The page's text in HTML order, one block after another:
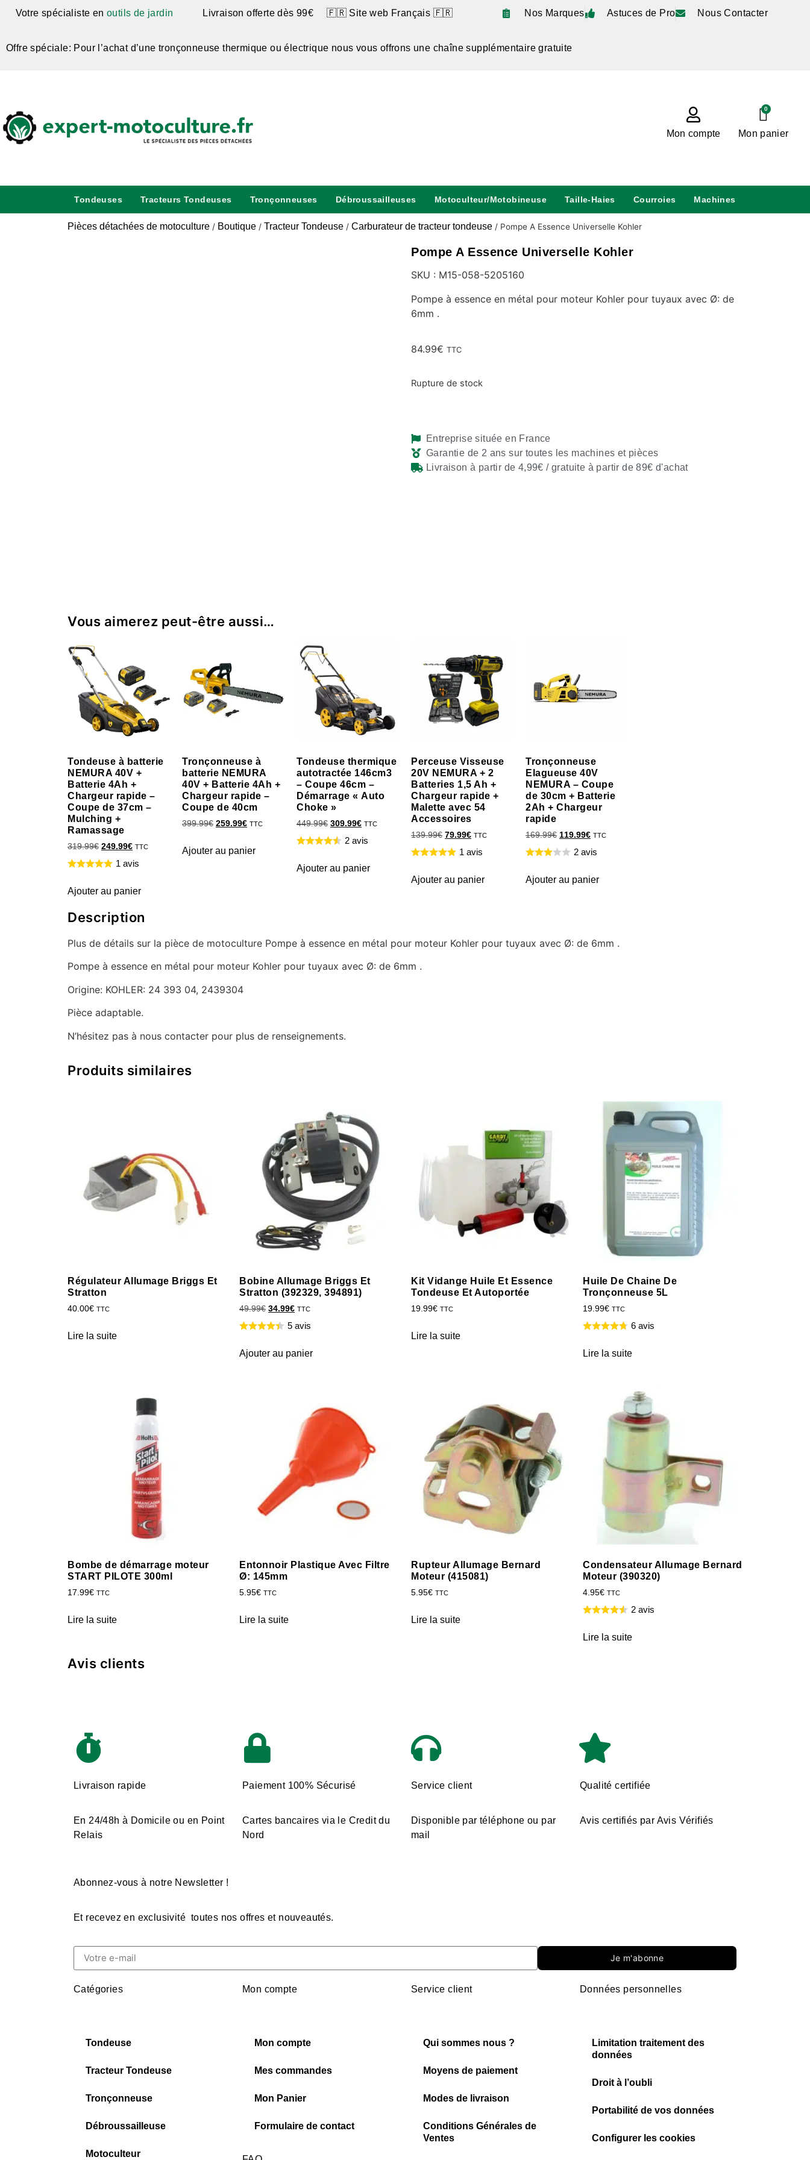
Votre spécialiste en outils de jardin Livraison offerte dès 99€ 🇫🇷 Site web Français 🇫🇷 Nos Marques Astuces de Pro Nous Contacter
Offre spéciale: Pour l’achat d’une tronçonneuse thermique ou électrique nous vous offrons une chaîne supplémentaire gratuite
Mon compte
0
Mon panier
Tondeuses Tracteurs Tondeuses Tronçonneuses Débroussailleuses Motoculteur/Motobineuse Taille-Haies Courroies Machines
Pièces détachées de motoculture / Boutique / Tracteur Tondeuse / Carburateur de tracteur tondeuse / Pompe A Essence Universelle Kohler
Pompe A Essence Universelle Kohler
SKU : M15-058-5205160
Pompe à essence en métal pour moteur Kohler pour tuyaux avec Ø: de
6mm .
84.99€ TTC
Rupture de stock
Entreprise située en France
Garantie de 2 ans sur toutes les machines et pièces
Livraison à partir de 4,99€ / gratuite à partir de 89€ d'achat
Vous aimerez peut-être aussi…
Tondeuse à batterie
NEMURA 40V +
Batterie 4Ah +
Chargeur rapide –
Coupe de 37cm –
Mulching +
Ramassage
319.99€ 249.99€ TTC
1 avis
Ajouter au panier
Tronçonneuse à
batterie NEMURA
40V + Batterie 4Ah +
Chargeur rapide –
Coupe de 40cm
399.99€ 259.99€ TTC
Ajouter au panier
Tondeuse thermique
autotractée 146cm3
– Coupe 46cm –
Démarrage « Auto
Choke »
449.99€ 309.99€ TTC
2 avis
Ajouter au panier
Perceuse Visseuse
20V NEMURA + 2
Batteries 1,5 Ah +
Chargeur rapide +
Malette avec 54
Accessoires
139.99€ 79.99€ TTC
1 avis
Ajouter au panier
Tronçonneuse
Elagueuse 40V
NEMURA – Coupe
de 30cm + Batterie
2Ah + Chargeur
rapide
169.99€ 119.99€ TTC
2 avis
Ajouter au panier
Description
Plus de détails sur la pièce de motoculture Pompe à essence en métal pour moteur Kohler pour tuyaux avec Ø: de 6mm .
Pompe à essence en métal pour moteur Kohler pour tuyaux avec Ø: de 6mm .
Origine: KOHLER: 24 393 04, 2439304
Pièce adaptable.
N’hésitez pas à nous contacter pour plus de renseignements.
Produits similaires
Régulateur Allumage Briggs Et
Stratton
40.00€ TTC
Lire la suite
Bobine Allumage Briggs Et
Stratton (392329, 394891)
49.99€ 34.99€ TTC
5 avis
Ajouter au panier
Kit Vidange Huile Et Essence
Tondeuse Et Autoportée
19.99€ TTC
Lire la suite
Huile De Chaine De
Tronçonneuse 5L
19.99€ TTC
6 avis
Lire la suite
Bombe de démarrage moteur
START PILOTE 300ml
17.99€ TTC
Lire la suite
Entonnoir Plastique Avec Filtre
Ø: 145mm
5.95€ TTC
Lire la suite
Rupteur Allumage Bernard
Moteur (415081)
5.95€ TTC
Lire la suite
Condensateur Allumage Bernard
Moteur (390320)
4.95€ TTC
2 avis
Lire la suite
Avis clients
Livraison rapide
En 24/48h à Domicile ou en Point
Relais
Paiement 100% Sécurisé
Cartes bancaires via le Credit du
Nord
Service client
Disponible par téléphone ou par
mail
Qualité certifiée
Avis certifiés par Avis Vérifiés
Abonnez-vous à notre Newsletter !
Et recevez en exclusivité toutes nos offres et nouveautés.
Je m'abonne
Catégories
Tondeuse
Tracteur Tondeuse
Tronçonneuse
Débroussailleuse
Motoculteur
Mon compte
Mon compte
Mes commandes
Mon Panier
Formulaire de contact
Service client
Qui sommes nous ?
Moyens de paiement
Modes de livraison
Conditions Générales de
Ventes
Données personnelles
Limitation traitement des
données
Droit à l’oubli
Portabilité de vos données
Configurer les cookies